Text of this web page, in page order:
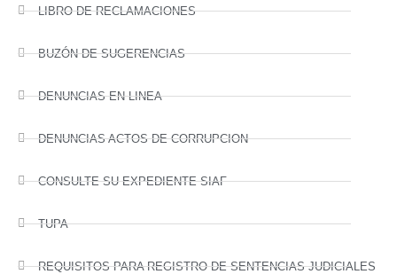
LIBRO DE RECLAMACIONES
BUZÓN DE SUGERENCIAS
DENUNCIAS EN LINEA
DENUNCIAS ACTOS DE CORRUPCION
CONSULTE SU EXPEDIENTE SIAF
TUPA
REQUISITOS PARA REGISTRO DE SENTENCIAS JUDICIALES